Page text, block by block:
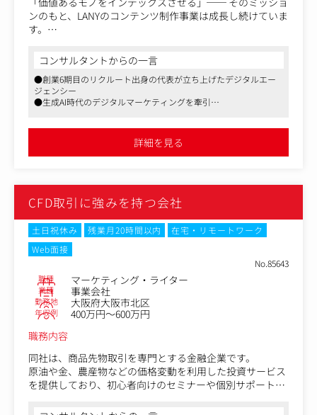
ンのもと、LANYのコンテンツ制作事業は成長し続けていま
す。
SEO記事をはじめ、ホワイトペーパー、事例インタビュー
記事など、クライアントの事業成長を支えるコンテンツの
制作案件が多くあります。
■インハウスディレクターとは
構成・原稿チェックやライターさんとのコミュニケーショ
ンを現場で行なっていただくインハウスディレクターで
進し、ライターや外部パートナーと連携したワンチーム
で、コンテンツを通してクライアントの成果を追求するポ
ジションです。
■こんな方にご応募頂きたいです
・SEO記事のライティングやディレクションの実務経験が
あり、1記事1記事の品質にこだわって制作に取り組みたい
方
・クライアントの成果やエンドユーザーの反応までを想像
・記事・ホワイトペーパー・インタビュー記事などのディ
レクション経験があり、クライアントの事業成長につなが
る記事制作をしたい方
■業務内容
コンサルタントからの一言
●創業6期目のリクルート出身の代表が立ち上げたデジタルエー
ジェンシー
●生成AI時代のデジタルマーケティングを牽引
詳細を見る
CFD取引に強みを持つ会社
土日祝休み 残業月20時間以内
在宅・リモートワーク
Web面接
No.85643
職種 マーケティング・ライター
業種 事業会社
勤務地 大阪府大阪市北区
年収例
400万円～600万円
職務内容
同社は、商品先物取引を専門とする金融企業です。
原油や金、農産物などの価格変動を利用した投資サービス
を提供しており、初心者向けのセミナーや個別サポートが